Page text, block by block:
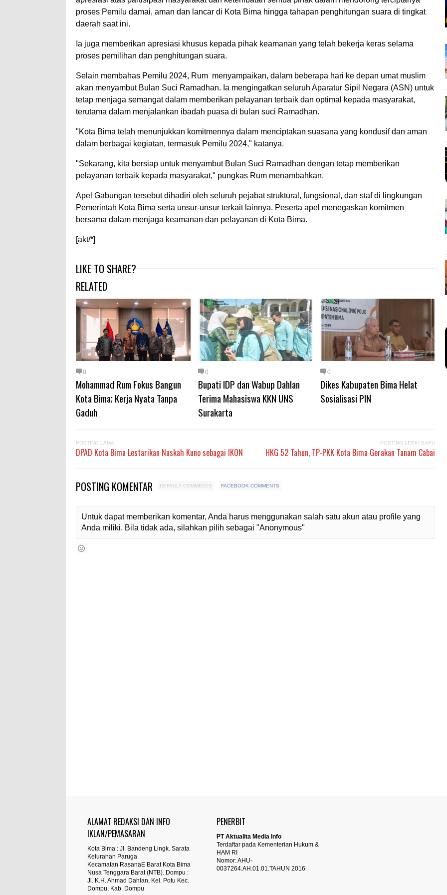
proses Pemilu damai, aman dan lancar di Kota Bima hingga tahapan penghitungan suara di tingkat
daerah saat ini.
Ia juga memberikan apresiasi khusus kepada pihak keamanan yang telah bekerja keras selama
proses pemilihan dan penghitungan suara.
Selain membahas Pemilu 2024, Rum menyampaikan, dalam beberapa hari ke depan umat muslim
akan menyambut Bulan Suci Ramadhan. Ia mengingatkan seluruh Aparatur Sipil Negara (ASN) untuk
tetap menjaga semangat dalam memberikan pelayanan terbaik dan optimal kepada masyarakat,
terutama dalam menjalankan ibadah puasa di bulan suci Ramadhan.
"Kota Bima telah menunjukkan komitmennya dalam menciptakan suasana yang kondusif dan aman
dalam berbagai kegiatan, termasuk Pemilu 2024," katanya.
"Sekarang, kita bersiap untuk menyambut Bulan Suci Ramadhan dengan tetap memberikan
pelayanan terbaik kepada masyarakat," pungkas Rum menambahkan.
Apel Gabungan tersebut dihadiri oleh seluruh pejabat struktural, fungsional, dan staf di lingkungan
Pemerintah Kota Bima serta unsur-unsur terkait lainnya. Peserta apel menegaskan komitmen
bersama dalam menjaga keamanan dan pelayanan di Kota Bima.
[akt/*]
LIKE TO SHARE?
RELATED
0
Mohammad Rum Fokus Bangun
Kota Bima; Kerja Nyata Tanpa
Gaduh
0
Bupati IDP dan Wabup Dahlan
Terima Mahasiswa KKN UNS
Surakarta
0
Dikes Kabupaten Bima Helat
Sosialisasi PIN
POSTING LAMA
DPAD Kota Bima Lestarikan Naskah Kuno sebagai IKON
POSTING LEBIH BARU
HKG 52 Tahun, TP-PKK Kota Bima Gerakan Tanam Cabai
POSTING KOMENTAR DEFAULT COMMENTS FACEBOOK COMMENTS
Untuk dapat memberikan komentar, Anda harus menggunakan salah satu akun atau profile yang
Anda miliki. Bila tidak ada, silahkan pilih sebagai "Anonymous"
ALAMAT REDAKSI DAN INFO
IKLAN/PEMASARAN
Kota Bima : Jl. Bandeng Lingk. Sarata
Kelurahan Paruga
Kecamatan RasanaE Barat Kota Bima
Nusa Tenggara Barat (NTB). Dompu :
Jl. K.H. Ahmad Dahlan, Kel. Potu Kec.
Dompu, Kab. Dompu
PENERBIT
PT Aktualita Media Info
Terdaftar pada Kementerian Hukum &
HAM RI
Nomor: AHU-
0037264.AH.01.01.TAHUN 2016